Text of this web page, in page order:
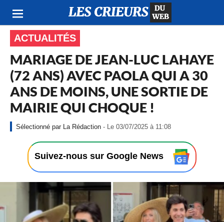
ACTUALITÉS
MARIAGE DE JEAN-LUC LAHAYE
(72 ANS) AVEC PAOLA QUI A 30
ANS DE MOINS, UNE SORTIE DE
MAIRIE QUI CHOQUE !
La Rédaction - Le 03/07/2025 à 11:08
0
/
0
7
/
2
Suivez-nous sur Google News